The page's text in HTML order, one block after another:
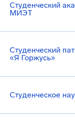
Студенческий
МИЭТ
Студенческий
«Я Горжусь»
Студенческое